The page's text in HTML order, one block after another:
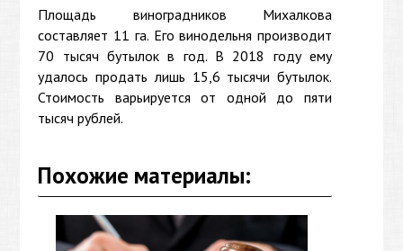
Площадь виноградников Михалкова
составляет 11 га. Его винодельня производит
70 тысяч бутылок в год. В 2018 году ему
удалось продать лишь 15,6 тысячи бутылок.
Стоимость варьируется от одной до пяти
тысяч рублей.
Похожие материалы: